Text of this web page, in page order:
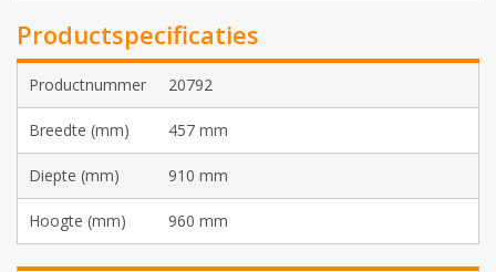
Productspecificaties
Productnummer 20792
Breedte (mm) 457 mm
Diepte (mm) 910 mm
Hoogte (mm) 960 mm